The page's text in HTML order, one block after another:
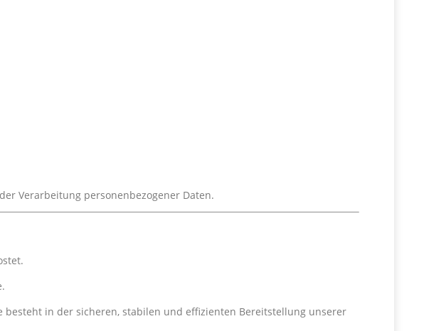
Verarbeitung personenbezogener Daten.
besteht in der sicheren, stabilen und effizienten Bereitstellung unserer